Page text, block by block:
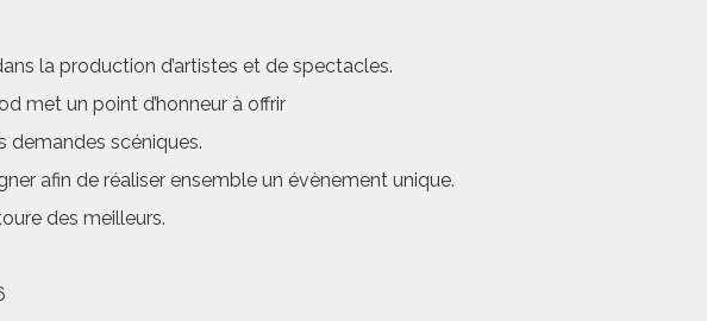
la production d’artistes et de spectacles.
met un point d’honneur à offrir
demandes scéniques.
afin de réaliser ensemble un évènement unique.
des meilleurs.